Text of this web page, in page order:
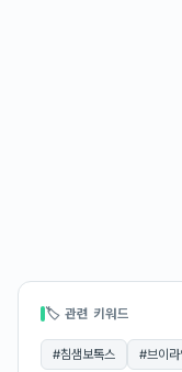
🏷 관련 키워드
#침샘보톡스 #브이라